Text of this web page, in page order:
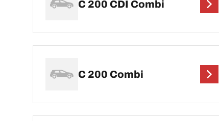
C 200 CDI Combi
C 200 Combi